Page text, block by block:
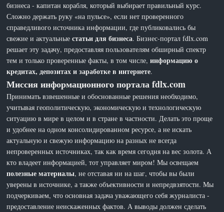
бизнеса - капитан корабля, который выбирает правильный курс.
Сложно держать руку «на пульсе», если нет проверенного
справедливого источника информации, где публиковались бы
свежие и актуальныестатьи для бизнеса. Бизнес-портал fdlx.com
решает эту задачу, предоставляя пользователям обширный спектр
тем и только проверенные факты, в том числе,информацию о
кредитах, депозитах и заработке в интернете.
Миссия информационного портала fdlx.com
Принимать взвешенные и обоснованные решения необходимо,
учитывая геополитическую, экономическую и технологическую
ситуацию в мире в целом и в стране в частности. Делать это проще
и удобнее на одном консолидированном ресурсе, а не искать
актуальную и свежую информацию на разных не всегда
непроверенных источниках, так как время сегодня на вес золота. А
кто владеет информацией, тот управляет миром! Мы освещаем
полезные материалы, не отставая ни на шаг, чтобы вы были
уверены в источнике, а также объективности и непредвзятости. Мы
подчеркиваем, что основная задача уважающего себя журналиста -
предоставление неискаженных фактов. А выводы должен сделать